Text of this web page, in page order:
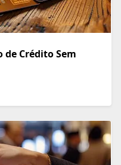
de Crédito Sem